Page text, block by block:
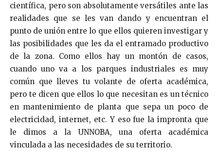
científica, pero son absolutamente versátiles ante las
realidades que se les van dando y encuentran el
punto de unión entre lo que ellos quieren investigar y
las posibilidades que les da el entramado productivo
de la zona. Como ellos hay un montón de casos,
cuando uno va a los parques industriales es muy
común que lleves tu volante de oferta académica,
pero te dicen que ellos lo que necesitan es un técnico
en mantenimiento de planta que sepa un poco de
electricidad, internet, etc. Y eso fue la impronta que
le dimos a la UNNOBA, una oferta académica
vinculada a las necesidades de su territorio.